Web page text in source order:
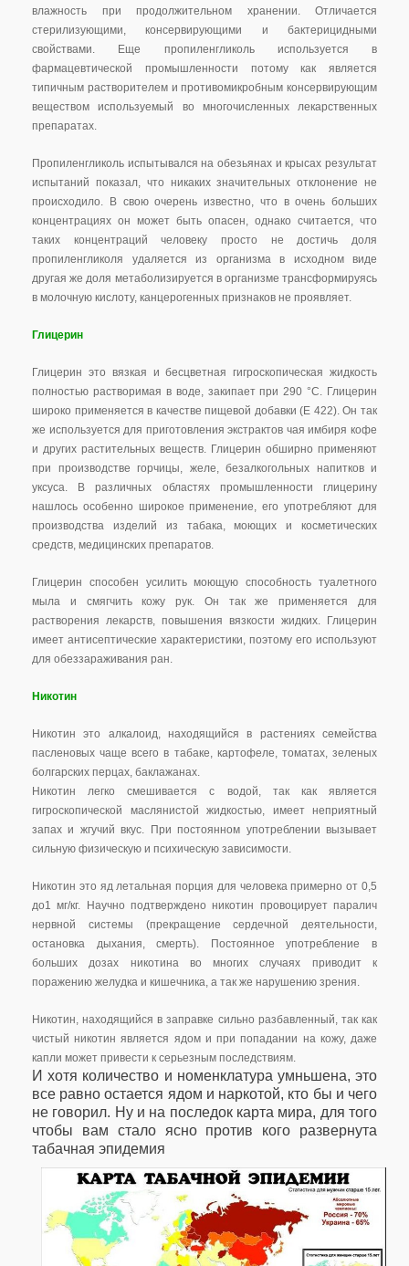
влажность при продолжительном хранении. Отличается
стерилизующими, консервирующими и бактерицидными
свойствами. Еще пропиленгликоль используется в
фармацевтической промышленности потому как является
типичным растворителем и противомикробным консервирующим
веществом используемый во многочисленных лекарственных
препаратах.
Пропиленгликоль испытывался на обезьянах и крысах результат
испытаний показал, что никаких значительных отклонение не
происходило. В свою очерень известно, что в очень больших
концентрациях он может быть опасен, однако считается, что
таких концентраций человеку просто не достичь доля
пропиленгликоля удаляется из организма в исходном виде
другая же доля метаболизируется в организме трансформируясь
в молочную кислоту, канцерогенных признаков не проявляет.
Глицерин
Глицерин это вязкая и бесцветная гигроскопическая жидкость
полностью растворимая в воде, закипает при 290 °С. Глицерин
широко применяется в качестве пищевой добавки (Е 422). Он так
же используется для приготовления экстрактов чая имбиря кофе
и других растительных веществ. Глицерин обширно применяют
при производстве горчицы, желе, безалкогольных напитков и
уксуса. В различных областях промышленности глицерину
нашлось особенно широкое применение, его употребляют для
производства изделий из табака, моющих и косметических
средств, медицинских препаратов.
Глицерин способен усилить моющую способность туалетного
мыла и смягчить кожу рук. Он так же применяется для
растворения лекарств, повышения вязкости жидких. Глицерин
имеет антисептические характеристики, поэтому его используют
для обеззараживания ран.
Никотин
Никотин это алкалоид, находящийся в растениях семейства
пасленовых чаще всего в табаке, картофеле, томатах, зеленых
болгарских перцах, баклажанах.
Никотин легко смешивается с водой, так как является
гигроскопической маслянистой жидкостью, имеет неприятный
запах и жгучий вкус. При постоянном употреблении вызывает
сильную физическую и психическую зависимости.
Никотин это яд летальная порция для человека примерно от 0,5
до1 мг/кг. Научно подтверждено никотин провоцирует паралич
нервной системы (прекращение сердечной деятельности,
остановка дыхания, смерть). Постоянное употребление в
больших дозах никотина во многих случаях приводит к
поражению желудка и кишечника, а так же нарушению зрения.
Никотин, находящийся в заправке сильно разбавленный, так как
чистый никотин является ядом и при попадании на кожу, даже
капли может привести к серьезным последствиям.
И хотя количество и номенклатура умньшена, это
все равно остается ядом и наркотой, кто бы и чего
не говорил. Ну и на последок карта мира, для того
чтобы вам стало ясно против кого развернута
табачная эпидемия